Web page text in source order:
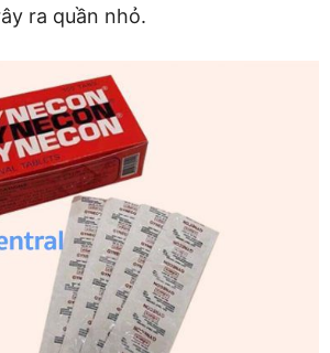
ra quần nhỏ.